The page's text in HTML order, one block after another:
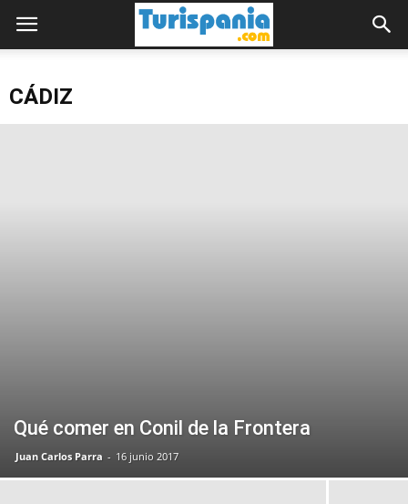
CÁDIZ
Qué comer en Conil de la Frontera
Juan Carlos Parra - 16 junio 2017